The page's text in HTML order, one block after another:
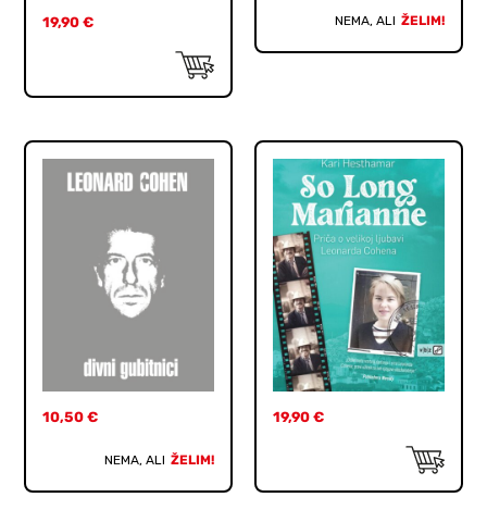
19,90€ NEMA, ALI ŽELIM!
10,50€
NEMA, ALI ŽELIM!
19,90 €